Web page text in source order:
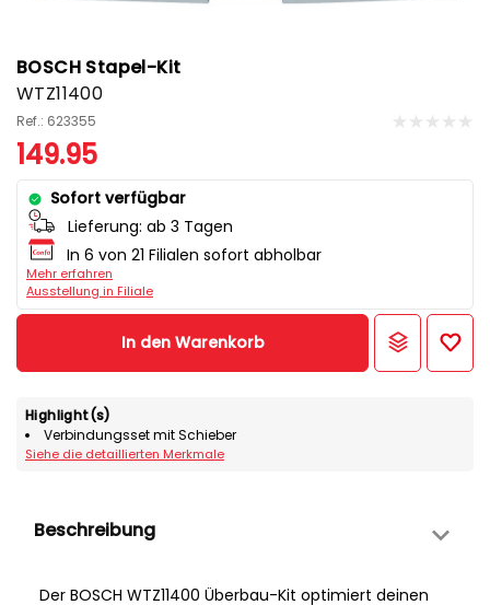
BOSCH Stapel-Kit
WTZ11400
Ref.: 623355
149.95
Sofort verfügbar
Lieferung: ab 3 Tagen
In 6 von 21 Filialen sofort abholbar
Mehr erfahren
Ausstellung in Filiale
In den Warenkorb
Highlight(s)
Verbindungsset mit Schieber
Siehe die detaillierten Merkmale
Beschreibung
Der BOSCH WTZ11400 Überbau-Kit optimiert deinen